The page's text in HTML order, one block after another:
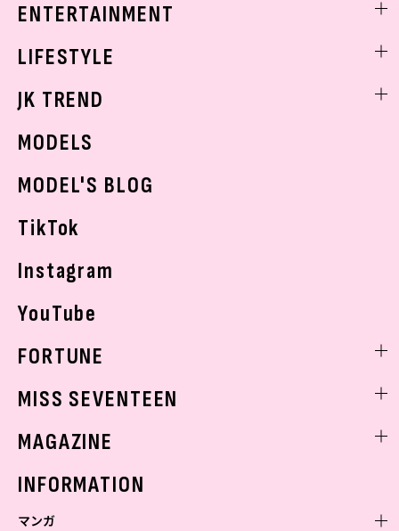
ベストコスメ
ボディケア
学校ヘアメイク
ENTERTAINMENT
K-POP
LIFESTYLE
モデルの購入品
おでかけ
JK TREND
MODELS
MODEL'S BLOG
TikTok
Instagram
YouTube
FORTUNE
MISS SEVENTEEN
MAGAZINE
INFORMATION
マンガ